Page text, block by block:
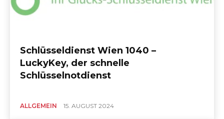
Schlüsseldienst Wien 1040 –
LuckyKey, der schnelle
Schlüsselnotdienst
ALLGEMEIN 15. AUGUST 2024